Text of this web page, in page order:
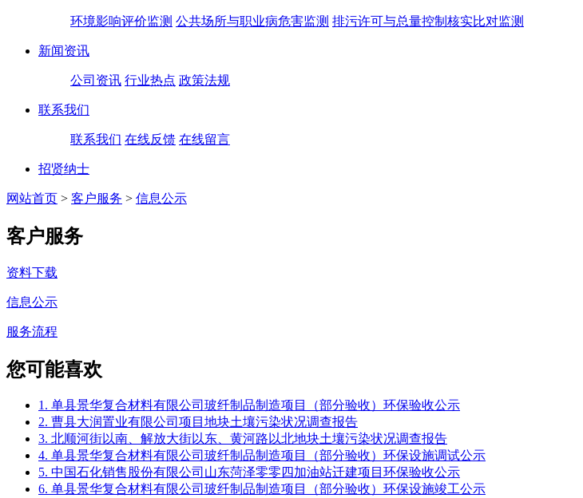
环境影响评价监测 公共场所与职业病危害监测 排污许可与总量控制核实比对监测
新闻资讯
公司资讯 行业热点 政策法规
联系我们
联系我们 在线反馈 在线留言
招贤纳士
网站首页 > 客户服务 > 信息公示
客户服务
资料下载
信息公示
服务流程
您可能喜欢
1. 单县景华复合材料有限公司玻纤制品制造项目（部分验收）环保验收公示
2. 曹县大润置业有限公司项目地块土壤污染状况调查报告
3. 北顺河街以南、解放大街以东、黄河路以北地块土壤污染状况调查报告
4. 单县景华复合材料有限公司玻纤制品制造项目（部分验收）环保设施调试公示
5. 中国石化销售股份有限公司山东菏泽零零四加油站迁建项目环保验收公示
6. 单县景华复合材料有限公司玻纤制品制造项目（部分验收）环保设施竣工公示